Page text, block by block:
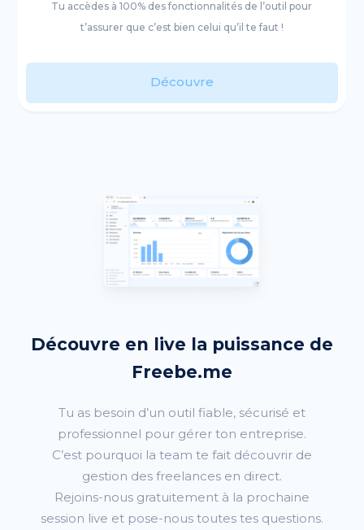
Tu accèdes à 100% des fonctionnalités de l’outil pour
t’assurer que c’est bien celui qu’il te faut !
Découvre
Découvre en live la puissance de
Freebe.me
Tu as besoin d’un outil fiable, sécurisé et
professionnel pour gérer ton entreprise.
C’est pourquoi la team te fait découvrir de
gestion des freelances en direct.
Rejoins-nous gratuitement à la prochaine
session live et pose-nous toutes tes questions.